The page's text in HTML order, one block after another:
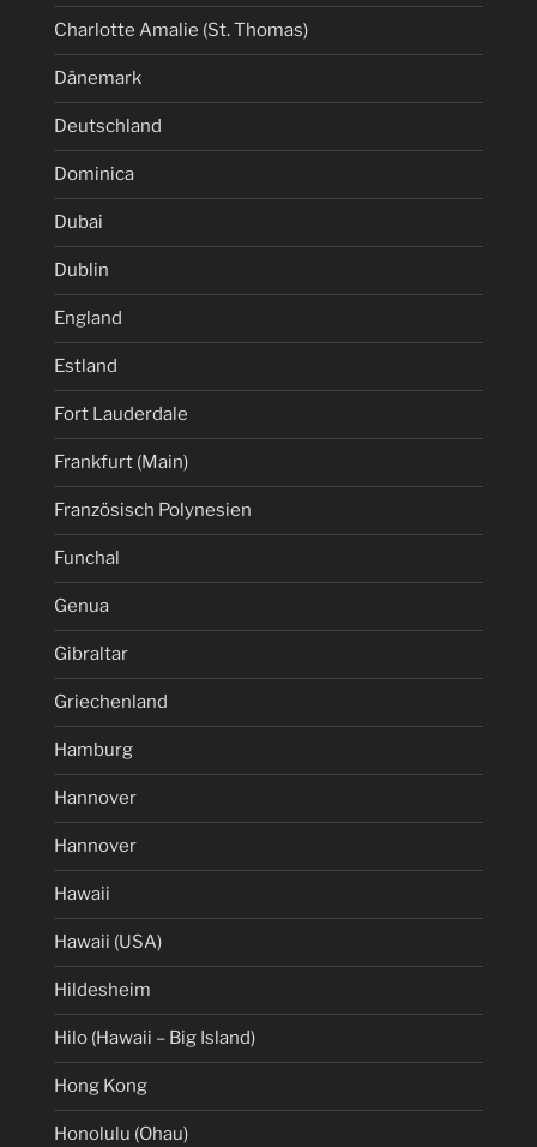
Charlotte Amalie (St. Thomas)
Dänemark
Deutschland
Dominica
Dubai
Dublin
England
Estland
Fort Lauderdale
Frankfurt (Main)
Französisch Polynesien
Funchal
Genua
Gibraltar
Griechenland
Hamburg
Hannover
Hannover
Hawaii
Hawaii (USA)
Hildesheim
Hilo (Hawaii – Big Island)
Hong Kong
Honolulu (Ohau)